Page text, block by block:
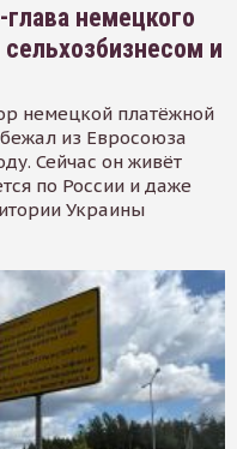
немецкого
и
немецкой платёжной
из Евросоюза
Сейчас он живёт
по России и даже
Украины